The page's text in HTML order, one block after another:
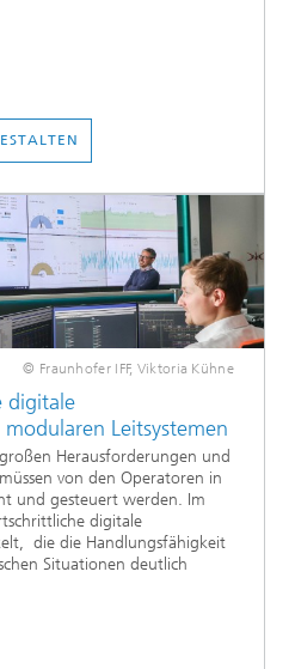
© Fraunhofer IFF, Viktoria Kühne
digitale
Leitsystemen
Herausforderungen und
von den Operatoren in
und gesteuert werden. Im
digitale
die die Handlungsfähigkeit
Situationen deutlich